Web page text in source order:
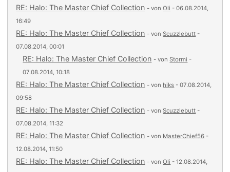
RE: Halo: The Master Chief Collection - vonOli - 06.08.2014,
16:49
RE: Halo: The Master Chief Collection - vonScuzzlebutt -
07.08.2014, 00:01
RE: Halo: The Master Chief Collection - vonStormi -
07.08.2014, 10:18
RE: Halo: The Master Chief Collection - von hiks - 07.08.2014,
09:58
RE: Halo: The Master Chief Collection - vonScuzzlebutt -
07.08.2014, 11:32
RE: Halo: The Master Chief Collection - von MasterChief56 -
12.08.2014, 11:50
RE: Halo: The Master Chief Collection - vonOli - 12.08.2014,